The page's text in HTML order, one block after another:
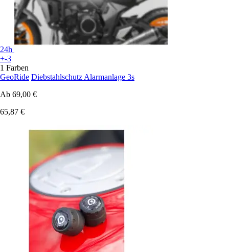
24h
+-3
1 Farben
GeoRide Diebstahlschutz Alarmanlage 3s
Ab 69,00 €
65,87 €